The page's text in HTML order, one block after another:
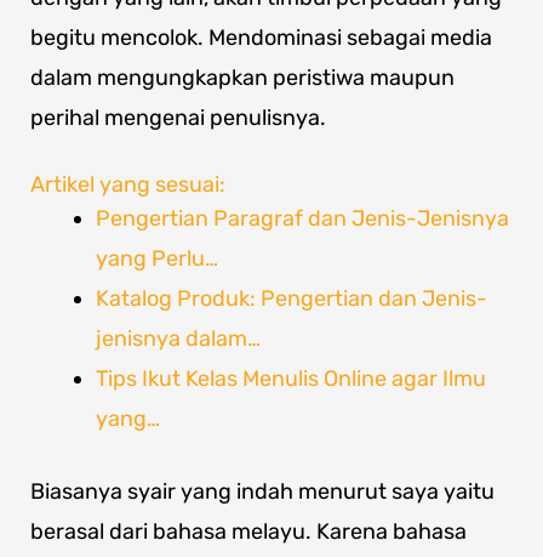
begitu mencolok. Mendominasi sebagai media
dalam mengungkapkan peristiwa maupun
perihal mengenai penulisnya.
Artikel yang sesuai:
Pengertian Paragraf dan Jenis-Jenisnya
yang Perlu…
Katalog Produk: Pengertian dan Jenis-
jenisnya dalam…
Tips Ikut Kelas Menulis Online agar Ilmu
yang…
Biasanya syair yang indah menurut saya yaitu
berasal dari bahasa melayu. Karena bahasa